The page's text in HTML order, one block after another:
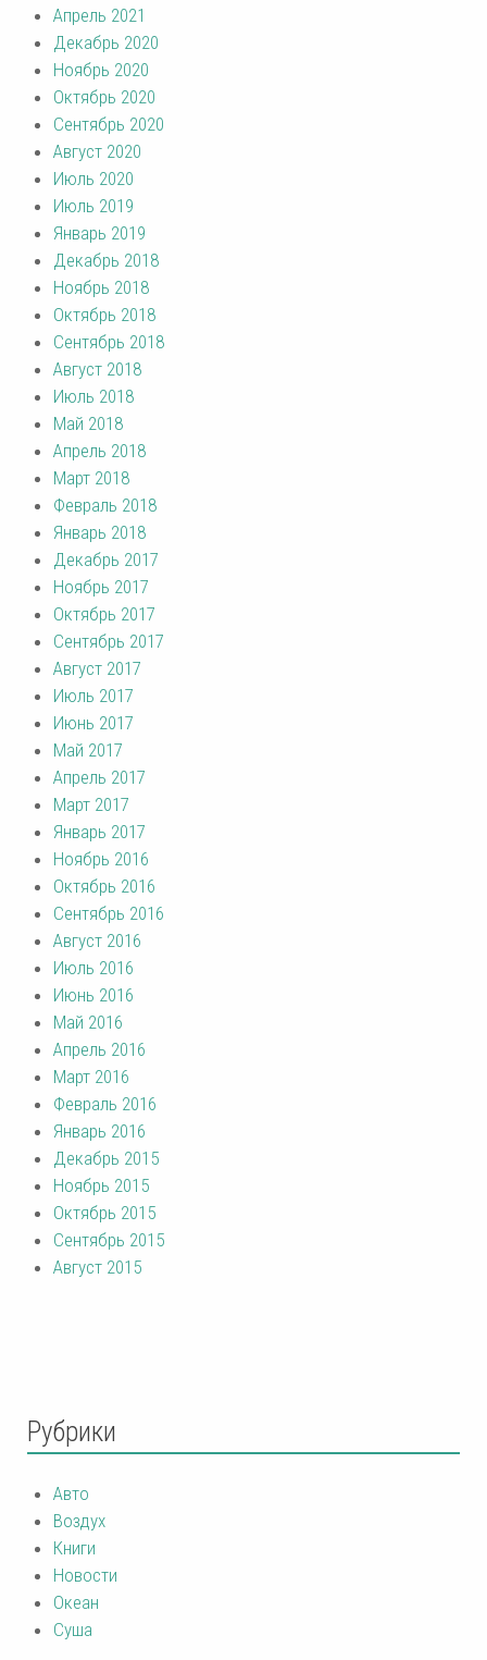
Апрель 2021
Декабрь 2020
Ноябрь 2020
Октябрь 2020
Сентябрь 2020
Август 2020
Июль 2020
Июль 2019
Январь 2019
Декабрь 2018
Ноябрь 2018
Октябрь 2018
Сентябрь 2018
Август 2018
Июль 2018
Май 2018
Апрель 2018
Март 2018
Февраль 2018
Январь 2018
Декабрь 2017
Ноябрь 2017
Октябрь 2017
Сентябрь 2017
Август 2017
Июль 2017
Июнь 2017
Май 2017
Апрель 2017
Март 2017
Январь 2017
Ноябрь 2016
Октябрь 2016
Сентябрь 2016
Август 2016
Июль 2016
Июнь 2016
Май 2016
Апрель 2016
Март 2016
Февраль 2016
Январь 2016
Декабрь 2015
Ноябрь 2015
Октябрь 2015
Сентябрь 2015
Август 2015
Рубрики
Авто
Воздух
Книги
Новости
Океан
Суша